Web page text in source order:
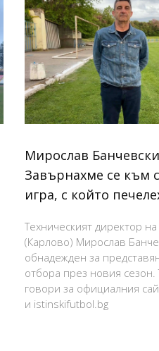
Мирослав
Завърнахме се към
игра, с който
Техническият директор
(Карлово) Мирослав
обнадежден за
отбора през новия сезон.
говори за официалния
и istinskifutbol.bg